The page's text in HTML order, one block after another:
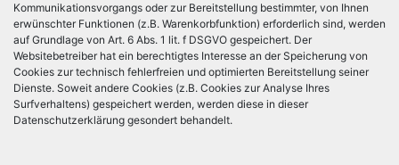
Kommunikationsvorgangs oder zur Bereitstellung bestimmter, von Ihnen
erwünschter Funktionen (z.B. Warenkorbfunktion) erforderlich sind, werden
auf Grundlage von Art. 6 Abs. 1 lit. f DSGVO gespeichert. Der
Websitebetreiber hat ein berechtigtes Interesse an der Speicherung von
Cookies zur technisch fehlerfreien und optimierten Bereitstellung seiner
Dienste. Soweit andere Cookies (z.B. Cookies zur Analyse Ihres
Surfverhaltens) gespeichert werden, werden diese in dieser
Datenschutzerklärung gesondert behandelt.